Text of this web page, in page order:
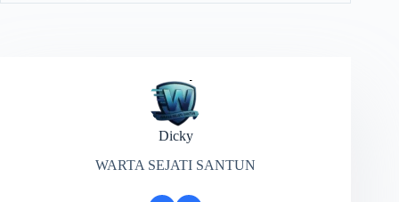
Dicky
WARTA SEJATI SANTUN